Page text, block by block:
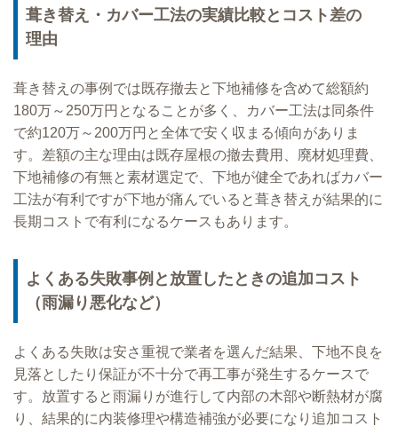
葺き替え・カバー工法の実績比較とコスト差の
理由
葺き替えの事例では既存撤去と下地補修を含めて総額約
180万～250万円となることが多く、カバー工法は同条件
で約120万～200万円と全体で安く収まる傾向がありま
す。差額の主な理由は既存屋根の撤去費用、廃材処理費、
下地補修の有無と素材選定で、下地が健全であればカバー
工法が有利ですが下地が痛んでいると葺き替えが結果的に
長期コストで有利になるケースもあります。
よくある失敗事例と放置したときの追加コスト
（雨漏り悪化など）
よくある失敗は安さ重視で業者を選んだ結果、下地不良を
見落としたり保証が不十分で再工事が発生するケースで
す。放置すると雨漏りが進行して内部の木部や断熱材が腐
り、結果的に内装修理や構造補強が必要になり追加コスト